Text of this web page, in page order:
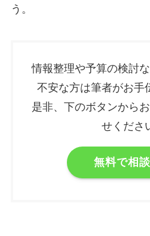
う。
情報整理や予算の検討
不安な方は筆者がお手
是非、下のボタンから
せくださ
無料で相